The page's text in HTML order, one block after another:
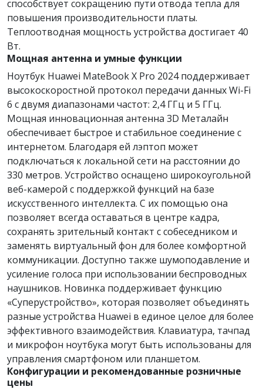
способствует сокращению пути отвода тепла для
повышения производительности платы.
Теплоотводная мощность устройства достигает 40
Вт.
Мощная антенна и умные функции
Ноутбук Huawei MateBook X Pro 2024 поддерживает
высокоскоростной протокол передачи данных Wi-Fi
6 с двумя диапазонами частот: 2,4 ГГц и 5 ГГц.
Мощная инновационная антенна 3D Металайн
обеспечивает быстрое и стабильное соединение с
интернетом. Благодаря ей лэптоп может
подключаться к локальной сети на расстоянии до
330 метров. Устройство оснащено широкоугольной
веб-камерой с поддержкой функций на базе
искусственного интеллекта. С их помощью она
позволяет всегда оставаться в центре кадра,
сохранять зрительный контакт с собеседником и
заменять виртуальный фон для более комфортной
коммуникации. Доступно также шумоподавление и
усиление голоса при использовании беспроводных
наушников. Новинка поддерживает функцию
«Суперустройство», которая позволяет объединять
разные устройства Huawei в единое целое для более
эффективного взаимодействия. Клавиатура, тачпад
и микрофон ноутбука могут быть использованы для
управления смартфоном или планшетом.
Конфигурации и рекомендованные розничные
цены